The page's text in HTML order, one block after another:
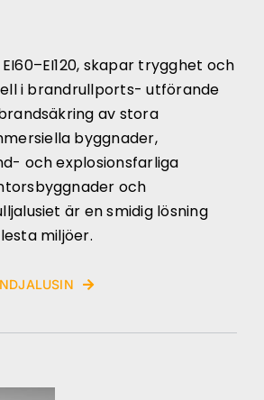
EI60–EI120, skapar trygghet och
i brandrullports- utförande
av stora
byggnader,
och explosionsfarliga
och
är en smidig lösning
miljöer.